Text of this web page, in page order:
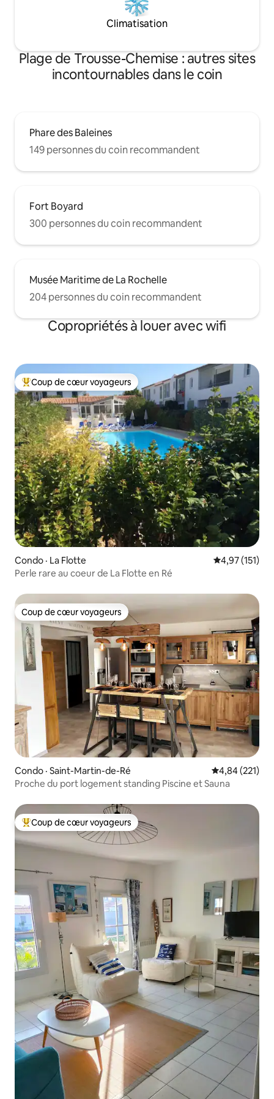
Climatisation
Plage de Trousse-Chemise : autres sites
incontournables dans le coin
Phare des Baleines
149 personnes du coin recommandent
Fort Boyard
300 personnes du coin recommandent
Musée Maritime de La Rochelle
204 personnes du coin recommandent
Copropriétés à louer avec wifi
Coup de cœur voyageurs parmi les plus aimés
Coup de cœur voyageurs
Condo · La Flotte Note
4,97 (151)
Perle rare au coeur de La Flotte en Ré
Coup de cœur voyageurs
Coup de cœur voyageurs
Condo · Saint-Martin-de-Ré Note
4,84 (221)
Proche du port logement standing Piscine et Sauna
Coup de cœur voyageurs parmi les plus aimés
Coup de cœur voyageurs